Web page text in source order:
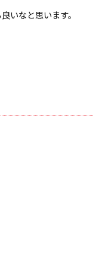
いなと思います。